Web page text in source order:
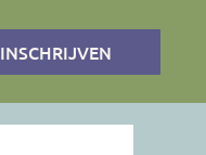
INSCHRIJVEN